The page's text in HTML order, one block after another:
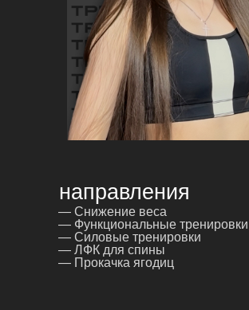
направления
— Снижение веса
— Функциональные тренировки
— Силовые тренировки
— ЛФК для спины
— Прокачка ягодиц